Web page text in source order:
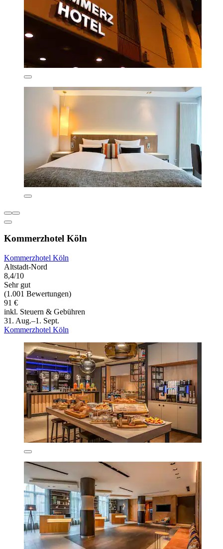
Kommerzhotel Köln
Kommerzhotel Köln
Altstadt-Nord
8,4/10
Sehr gut
(1.001 Bewertungen)
91 €
inkl. Steuern & Gebühren
31. Aug.–1. Sept.
Kommerzhotel Köln